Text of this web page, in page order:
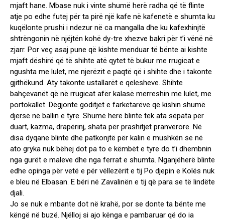
mjaft hane. Mbase nuk i vinte shumë herë radha që të flinte
atje po edhe futej për ta pirë një kafe në kafenetë e shumta ku
kuqëlonte prushi i ndezur në ca mangalla dhe ku kafexhinjtë
shtrëngonin në njëjtën kohë dy-tre xhezve bakri për t’i vënë në
zjarr. Por veç asaj pune që kishte menduar të bënte ai kishte
mjaft dëshirë që të shihte atë qytet të bukur me rrugicat e
ngushta me lulet, me njerëzit e paqtë që i shihte dhe i takonte
gjithëkund. Aty takonte ustallarët e qelesheve. Shihte
bahçevanët që në rrugicat afër kalasë merreshin me lulet, me
portokallet. Dëgjonte goditjet e farkëtarëve që kishin shumë
djersë në ballin e tyre. Shumë herë blinte tek ata sëpata për
duart, kazma, drapërinj, shata për prashitjet pranverore. Në
disa dyqane blinte dhe patkonjtë për kalin e mushkën se në
ato gryka nuk bëhej dot pa to e këmbët e tyre do t’i dhembnin
nga gurët e maleve dhe nga ferrat e shumta. Nganjëherë blinte
edhe opinga për vetë e për vëllezërit e tij Po djepin e Kolës nuk
e bleu në Elbasan. E bëri në Zavalinën e tij që para se të lindëte
djali.
Jo se nuk e mbante dot në krahë, por se donte ta bënte me
këngë në buzë. Njëlloj si ajo kënga e pambaruar që do ia